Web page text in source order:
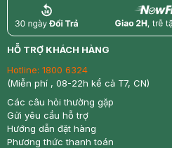
return nowfree
HỖ TRỢ KHÁCH HÀNG
Hotline: 1800 6324
(Miễn phí , 08-22h kể cả T7, CN)
Các câu hỏi thường gặp
Gửi yêu cầu hỗ trợ
Hướng dẫn đặt hàng
Phương thức thanh toán